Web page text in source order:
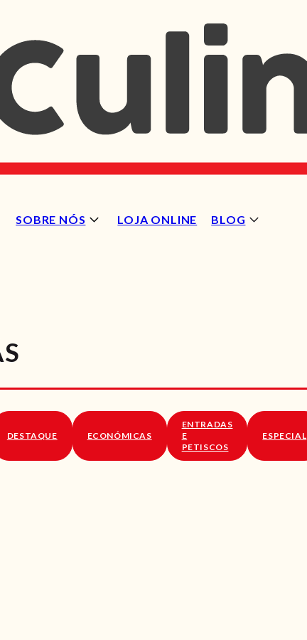
SOBRE NÓS LOJA ONLINE BLOG
SOBRE NÓS
DESTAQUE ECONÓMICAS
ENTRADAS
E
PETISCOS
ESPECIAL